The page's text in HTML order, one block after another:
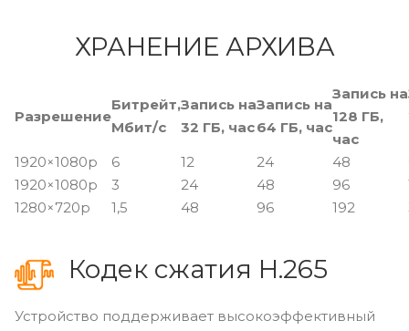
ХРАНЕНИЕ АРХИВА
Разрешение
Битрейт,
Мбит/с
Запись на
32 ГБ, час
Запись на
64 ГБ, час
Запись на
128 ГБ,
час
1920×1080p
6 12 24 48
1920×1080p
3 24 48 96
1280×720p
1,5 48 96 192
Кодек сжатия H.265
Устройство поддерживает высокоэффективный